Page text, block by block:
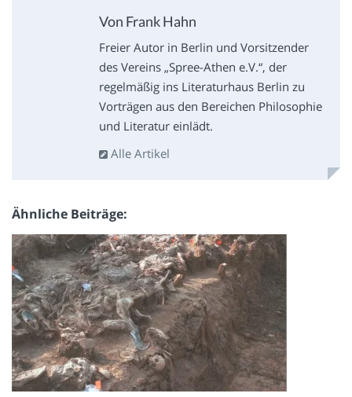
Von Frank Hahn
Freier Autor in Berlin und Vorsitzender
des Vereins „Spree-Athen e.V.“, der
regelmäßig ins Literaturhaus Berlin zu
Vorträgen aus den Bereichen Philosophie
und Literatur einlädt.
Alle Artikel
Ähnliche Beiträge